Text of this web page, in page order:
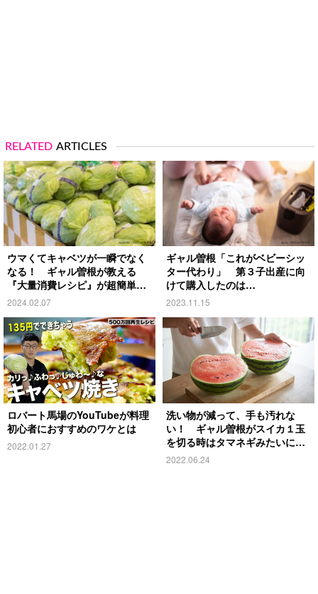
RELATED ARTICLES
ウマくてキャベツが一瞬でなく
なる！ ギャル曽根が教える
『大量消費レシピ』が超簡単だ
った
2024.02.07
ギャル曽根「これがベビーシッ
ター代わり」 第３子出産に向
けて購入したのは…
2023.11.15
ロバート馬場のYouTubeが料理
初心者におすすめのワケとは
2022.01.27
洗い物が減って、手も汚れな
い！ ギャル曽根がスイカ１玉
を切る時はタマネギみたいに…
2022.06.24